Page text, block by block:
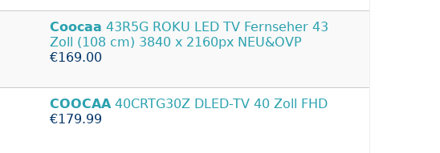
Coocaa 43R5G ROKU LED TV Fernseher 43
Zoll (108 cm) 3840 x 2160px NEU&OVP
€169.00
COOCAA40CRTG30Z DLED-TV 40 Zoll FHD
€179.99